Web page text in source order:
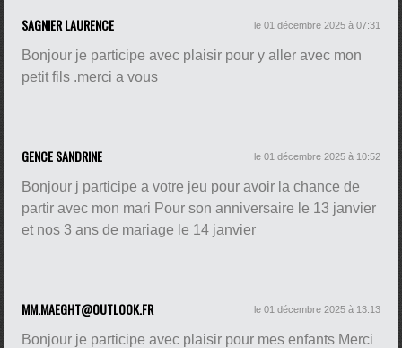
SAGNIER LAURENCE le 01 décembre 2025 à 07:31
Bonjour je participe avec plaisir pour y aller avec mon
petit fils .merci a vous
GENCE SANDRINE le 01 décembre 2025 à 10:52
Bonjour j participe a votre jeu pour avoir la chance de
partir avec mon mari Pour son anniversaire le 13 janvier
et nos 3 ans de mariage le 14 janvier
MM.MAEGHT@OUTLOOK.FR le 01 décembre 2025 à 13:13
Bonjour je participe avec plaisir pour mes enfants Merci